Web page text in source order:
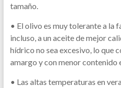
tamaño.
• El olivo es muy tolerante a la
incluso, a un aceite de mejor
hídrico no sea excesivo, lo que
amargo y con menor contenido
• Las altas temperaturas en